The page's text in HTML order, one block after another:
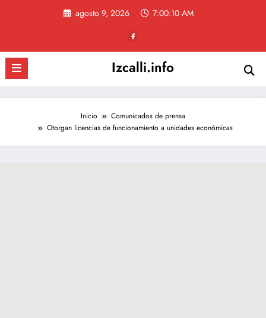
agosto 9, 2026 7:00:11 AM
Izcalli.info
Inicio
Comunicados de prensa
Otorgan licencias de funcionamiento a unidades económicas